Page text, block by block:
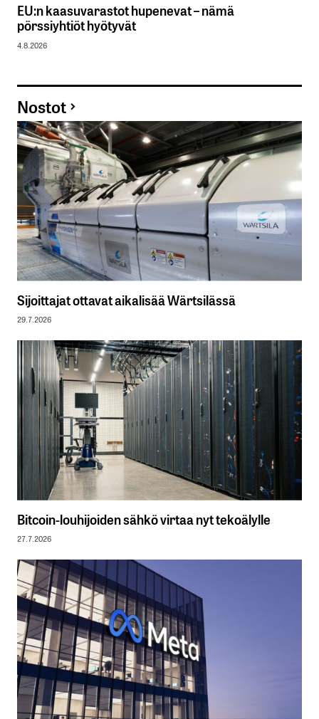
EU:n kaasuvarastot hupenevat – nämä
pörssiyhtiöt hyötyvät
4.8.2026
Nostot
Sijoittajat ottavat aikalisää Wärtsilässä
29.7.2026
Bitcoin-louhijoiden sähkö virtaa nyt tekoälylle
27.7.2026